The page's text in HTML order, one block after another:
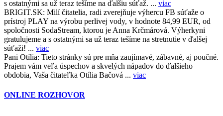
s ostatnými sa už teraz tešíme na ďalšiu súťaž. ... viac
BRIGIT.SK: Milí čitatelia, radi zverejňuje výhercu FB súťaže o
prístroj PLAY na výrobu perlivej vody, v hodnote 84,99 EUR, od
spoločnosti SodaStream, ktorou je Anna Krčmárová. Výherkyni
gratulujeme a s ostatnými sa už teraz tešíme na stretnutie v ďalšej
súťaži! ... viac
Pani Otília: Tieto stránky sú pre mňa zaujímavé, zábavné, aj poučné.
Prajem vám veľa úspechov a skvelých nápadov do ďalšieho
obdobia, Vaša čitateľka Otília Bačová ... viac
ONLINE ROZHOVOR